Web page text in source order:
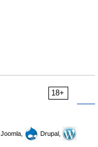
18+
Joomla,
Drupal,